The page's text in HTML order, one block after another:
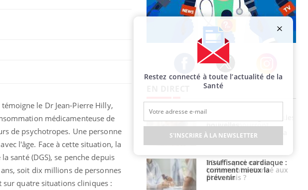
le Dr Jean-Pierre Hilly,
médicamenteuse de
de psychotropes. Une personne
l'âge. Face à cette situation, la
santé (DGS), se penche depuis
soit dix millions de personnes
sur quatre situations cliniques :
Facebook Twitter Instagram
Bilan prévention : ce que
bientôt faire
TDAH : quel est ce
traitement autorisé aux
États-Unis ?
nouvelles
recommandations de la
HAS
Insuffisance cardiaque :
comment mieux la
prévenir
Restez connecté à toute l’actualité de la
Santé
S'INSCRIRE À LA NEWSLETTER